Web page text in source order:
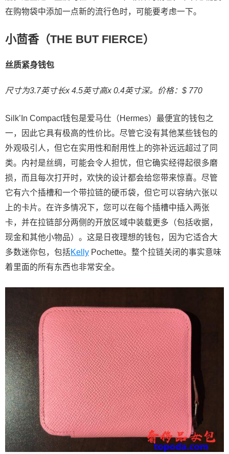
在购物袋中添加一点新的流行色时，可能要考虑一下。
小茴香（THE BUT FIERCE）
丝质紧身钱包
尺寸为3.7英寸长x 4.5英寸高x 0.4英寸深。价格：$ 770
Silk’In Compact钱包是爱马仕（Hermes）最便宜的钱包之
一，因此它具有极高的性价比。尽管它没有其他某些钱包的
外观吸引人，但它在实用性和耐用性上的弥补远远超过了同
类。内衬是丝绸，可能会令人担忧，但它确实经得起很多磨
损，而且每次打开时，欢快的设计都会给您带来惊喜。尽管
它有六个插槽和一个带拉链的硬币袋，但它可以容纳六张以
上的卡片。在许多情况下，您可以在每个插槽中插入两张
卡，并在拉链部分两侧的开放区域中装载更多（包括收据，
现金和其他小物品）。这是日夜理想的钱包，因为它适合大
多数迷你包，包括Kelly Pochette。整个拉链关闭的事实意味
着里面的所有东西也非常安全。